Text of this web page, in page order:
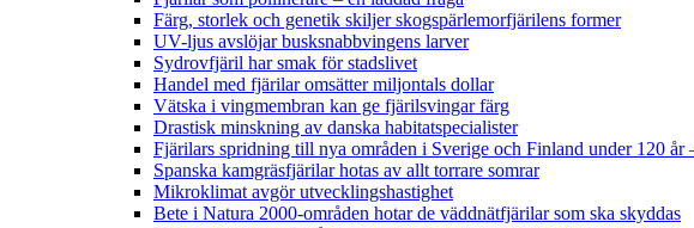
Färg, storlek och genetik skiljer skogspärlemorfjärilens former
UV-ljus avslöjar busksnabbvingens larver
Sydrovfjäril har smak för stadslivet
Handel med fjärilar omsätter miljontals dollar
Vätska i vingmembran kan ge fjärilsvingar färg
Drastisk minskning av danska habitatspecialister
Fjärilars spridning till nya områden i Sverige och Finland under 120 år
Spanska kamgräsfjärilar hotas av allt torrare somrar
Mikroklimat avgör utvecklingshastighet
Bete i Natura 2000-områden hotar de väddnätfjärilar som ska skyddas